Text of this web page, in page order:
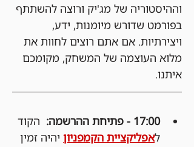
וההיסטוריה של מג'יק ורוצה להשתתף
בפורמט שדורש מיומנות, ידע,
ויצירתיות. אם אתם רוצים לחוות את
מלוא העוצמה של המשחק, מקומכם
איתנו.
17:00 - פתיחת ההרשמה:
הקוד
לאפליקציית הקמפניון יהיה זמין